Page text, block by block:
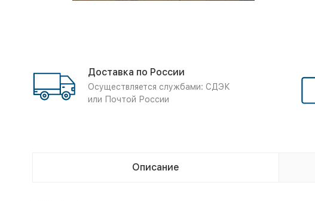
Доставка по России
Осуществляется службами: СДЭК
или Почтой России
Описание